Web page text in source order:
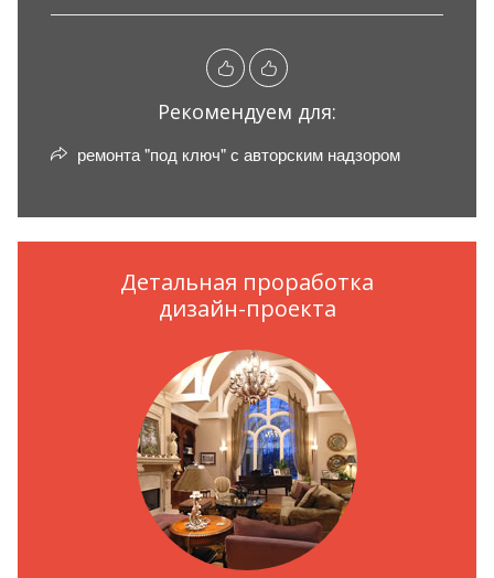
Рекомендуем для:
ремонта "под ключ" с авторским надзором
Детальная проработка
дизайн-проекта